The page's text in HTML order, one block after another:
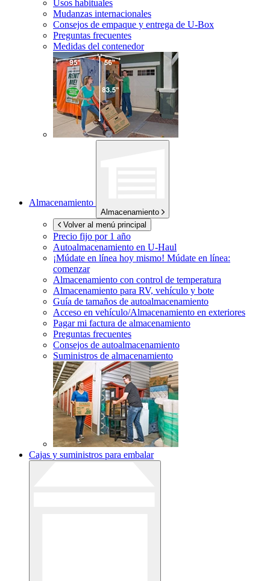
Usos habituales
Mudanzas internacionales
Consejos de empaque y entrega de U-Box
Preguntas frecuentes
Medidas del contenedor
Almacenamiento
Almacenamiento
Volver al menú principal
Precio fijo por 1 año
Autoalmacenamiento en U-Haul
¡Múdate en línea hoy mismo! Múdate en línea:
comenzar
Almacenamiento con control de temperatura
Almacenamiento para RV, vehículo y bote
Guía de tamaños de autoalmacenamiento
Acceso en vehículo/Almacenamiento en exteriores
Pagar mi factura de almacenamiento
Preguntas frecuentes
Consejos de autoalmacenamiento
Suministros de almacenamiento
Cajas y suministros para embalar